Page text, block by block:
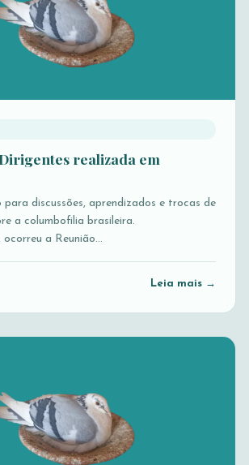
realizada em
para discussões, aprendizados e trocas de
a columbofilia brasileira.
a Reunião…
Leia mais →